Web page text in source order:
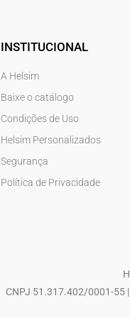
INSTITUCIONAL
A Helsim
Baixe o catálogo
Condições de Uso
Helsim Personalizados
Segurança
Política de Privacidade
CNPJ 51.317.402/0001-55